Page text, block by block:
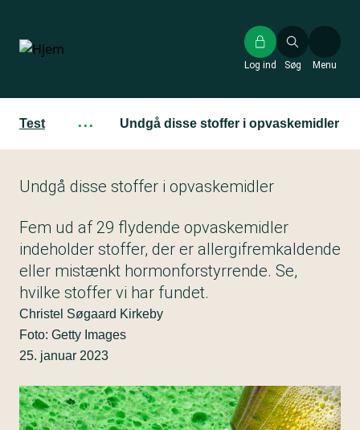
hovedindhold
Søg
Log ind Menu
Test ··· Undgå disse stoffer i opvaskemidler
Undgå disse stoffer i opvaskemidler
Fem ud af 29 flydende opvaskemidler
indeholder stoffer, der er allergifremkaldende
eller mistænkt hormonforstyrrende. Se,
hvilke stoffer vi har fundet.
Christel Søgaard Kirkeby
Foto: Getty Images
25. januar 2023